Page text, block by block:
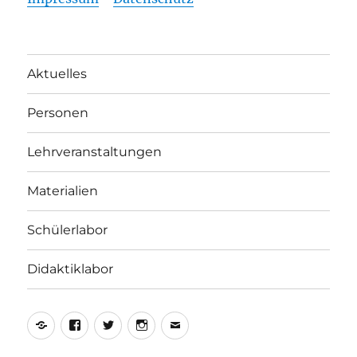
Aktuelles
Personen
Lehrveranstaltungen
Materialien
Schülerlabor
Didaktiklabor
Yelp Facebook
TwitterInstagram
E-